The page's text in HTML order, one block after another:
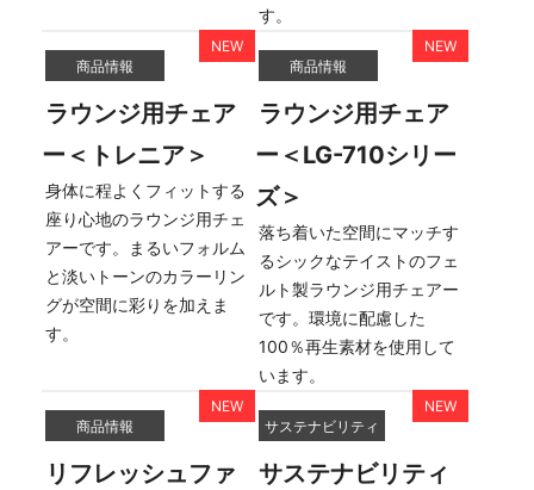
す。
商品情報
ラウンジ用チェア
ー＜トレニア＞
身体に程よくフィットする
座り心地のラウンジ用チェ
アーです。まるいフォルム
と淡いトーンのカラーリン
グが空間に彩りを加えま
す。
商品情報
ラウンジ用チェア
ー＜LG-710シリー
ズ＞
落ち着いた空間にマッチす
るシックなテイストのフェ
ルト製ラウンジ用チェアー
です。環境に配慮した
100％再生素材を使用して
います。
商品情報
リフレッシュファ
サステナビリティ
サステナビリティ